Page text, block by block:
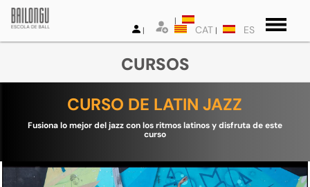
CAT ES
CURSOS
CURSO DE LATIN JAZZ
Fusiona lo mejor del jazz con los ritmos latinos y disfruta de este
curso